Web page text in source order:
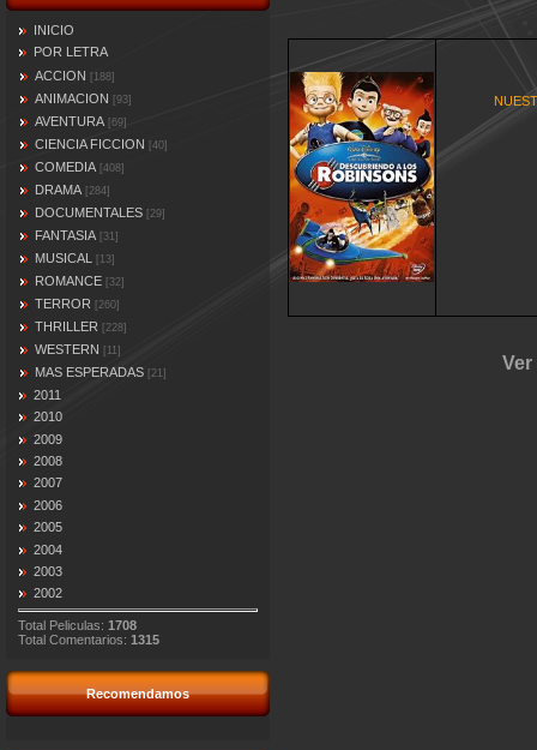
INICIO
POR LETRA
ACCION
[188]
ANIMACION [93]
AVENTURA [69]
CIENCIA FICCION [40]
COMEDIA [408]
DRAMA [284]
DOCUMENTALES [29]
FANTASIA [31]
MUSICAL [13]
ROMANCE [32]
TERROR [260]
THRILLER [228]
WESTERN [11]
MAS ESPERADAS [21]
2011
2010
2009
2008
2007
2006
2005
2004
2003
2002
Total Peliculas: 1708
Total Comentarios: 1315
Recomendamos